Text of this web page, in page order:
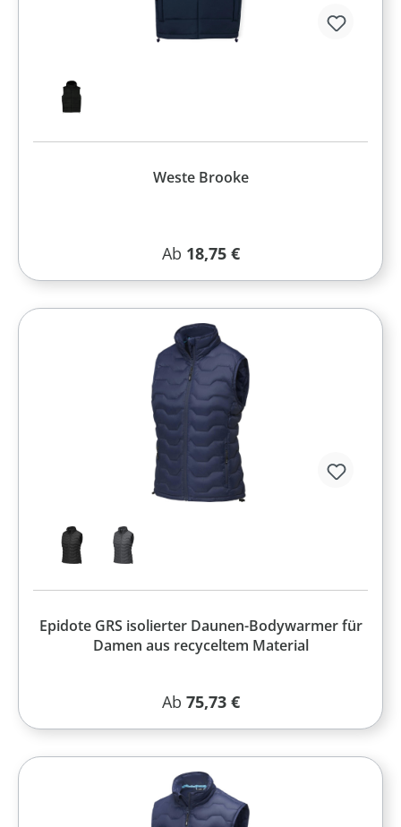
Weste Brooke
Regulärer Preis:
Ab 18,75 €
Epidote GRS isolierter Daunen-Bodywarmer für
Damen aus recyceltem Material
Regulärer Preis:
Ab 75,73 €